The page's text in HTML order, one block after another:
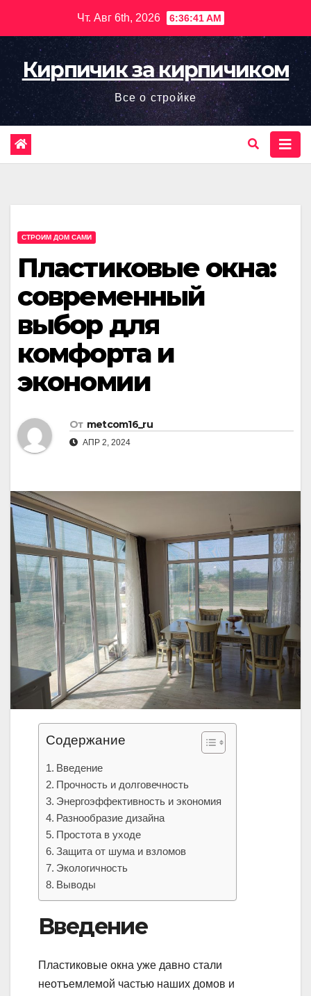
содержимому
Чт. Авг 6th, 2026 6:36:42 AM
Кирпичик за кирпичиком
Все о стройке
СТРОИМ ДОМ САМИ
Пластиковые окна:
современный
выбор для
комфорта и
экономии
От metcom16_ru
АПР 2, 2024
Содержание
Введение
Прочность и долговечность
Энергоэффективность и экономия
Разнообразие дизайна
Простота в уходе
Защита от шума и взломов
Экологичность
Выводы
Введение
Пластиковые окна уже давно стали
неотъемлемой частью наших домов и